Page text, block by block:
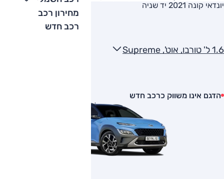
מחירון רכב
רכב חדש
יונדאי קונה 2021 יד שניה
1.6 ל' טורבו, אוט', Supreme
הדגם אינו משווק כרכב חדש